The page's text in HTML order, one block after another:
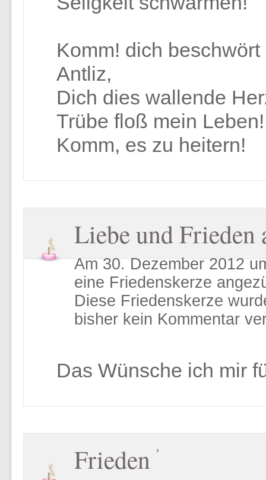
Komm! dich
Antliz,
Dich dies wallende
Trübe floß mein
Komm, es zu heitern!
Liebe und Frieden
Am 30. Dezember 2012
eine Friedenskerze
Diese Friedenskerze
bisher kein Kommentar
Das Wünsche ich mir
Frieden